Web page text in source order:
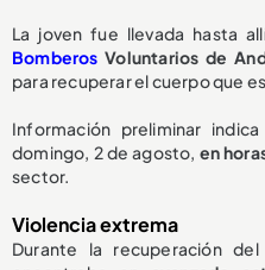
La joven fue llevada hasta
Bomberos Voluntarios de
para recuperar el cuerpo que
Información preliminar
domingo, 2 de agosto, en
sector.
Violencia extrema
Durante la recuperación